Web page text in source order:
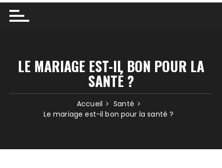
LE MARIAGE EST-IL BON POUR LA
SANTÉ ?
Accueil
Santé
Le mariage est-il bon pour la santé ?